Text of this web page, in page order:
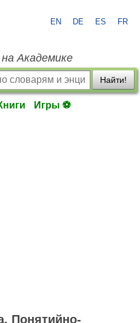
EN DE ES FR
Академике
Найти!
Игры ⚽
Понятийно-